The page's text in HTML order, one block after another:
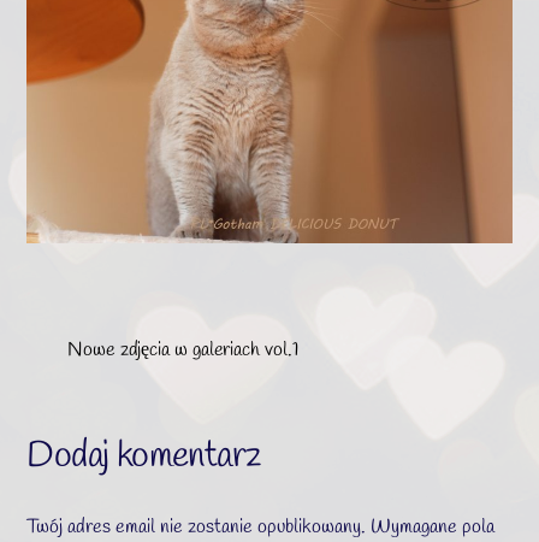
Nowe zdjęcia w galeriach vol.1
Dodaj komentarz
Twój adres email nie zostanie opublikowany. Wymagane pola